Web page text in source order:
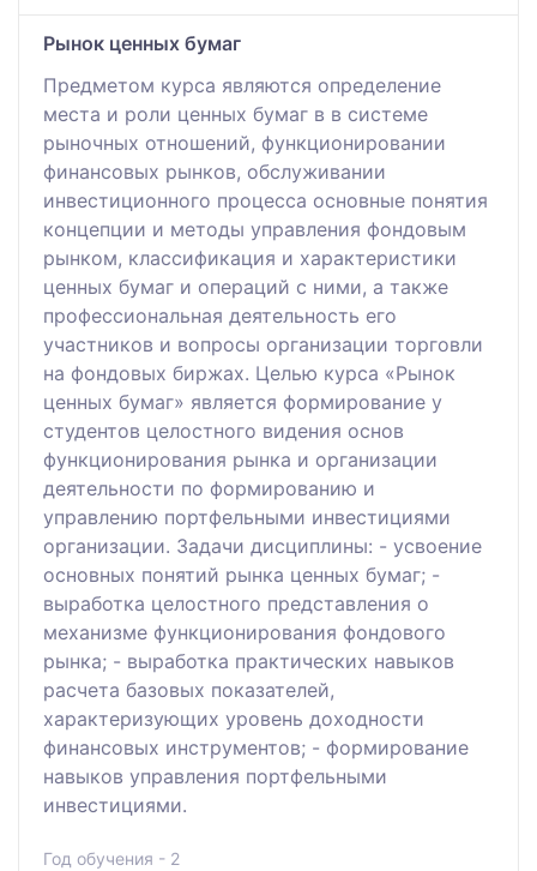
Рынок ценных бумаг
Предметом курса являются определение
места и роли ценных бумаг в в системе
рыночных отношений, функционировании
финансовых рынков, обслуживании
инвестиционного процесса основные понятия
концепции и методы управления фондовым
рынком, классификация и характеристики
ценных бумаг и операций с ними, а также
профессиональная деятельность его
участников и вопросы организации торговли
на фондовых биржах. Целью курса «Рынок
ценных бумаг» является формирование у
студентов целостного видения основ
функционирования рынка и организации
деятельности по формированию и
управлению портфельными инвестициями
организации. Задачи дисциплины: - усвоение
основных понятий рынка ценных бумаг; -
выработка целостного представления о
механизме функционирования фондового
рынка; - выработка практических навыков
расчета базовых показателей,
характеризующих уровень доходности
финансовых инструментов; - формирование
навыков управления портфельными
инвестициями.
Год обучения - 2